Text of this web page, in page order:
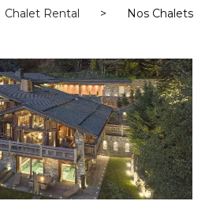
Chalet Rental >
Nos Chalets